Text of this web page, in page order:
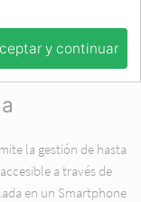
la gestión de hasta
a través de
en un Smartphone
y continuar